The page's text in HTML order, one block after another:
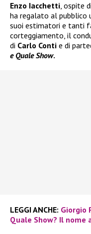
Enzo Iacchetti, ospite di
ha regalato al pubblico
suoi estimatori e tanti
corteggiamento, il
di Carlo Conti e di
e Quale Show.
LEGGI ANCHE: Giorgio
Quale Show? Il nome